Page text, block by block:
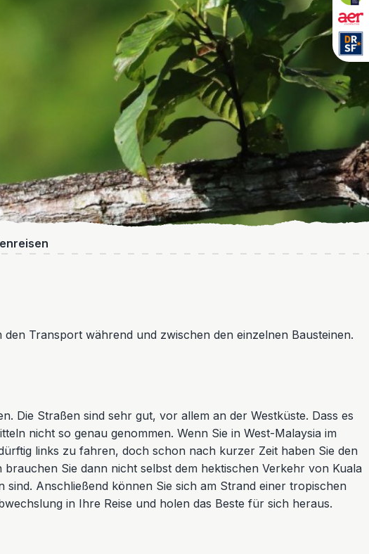
Transport während und zwischen den einzelnen Bausteinen.
Die Straßen sind sehr gut, vor allem an der Westküste. Dass es
nicht so genau genommen. Wenn Sie in West-Malaysia im
links zu fahren, doch schon nach kurzer Zeit haben Sie den
Sie dann nicht selbst dem hektischen Verkehr von Kuala
Anschließend können Sie sich am Strand einer tropischen
in Ihre Reise und holen das Beste für sich heraus.